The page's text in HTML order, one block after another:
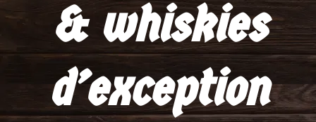
& whiskies
d’exception